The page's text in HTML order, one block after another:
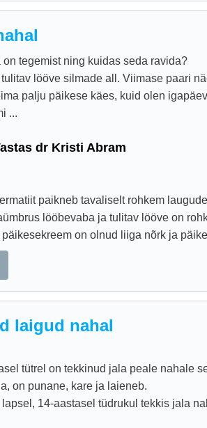
on tegemist ning kuidas seda ravida?
lööve silmade all. Viimase paari
palju päikese käes, kuid olen
...
dr Kristi Abram
paikneb tavaliselt rohkem
lööbevaba ja tulitav lööve on
on olnud liiga nõrk ja
laigud nahal
tütrel on tekkinud jala peale nahale
on punane, kare ja laieneb.
lapsel, 14-aastasel tüdrukul tekkis jala